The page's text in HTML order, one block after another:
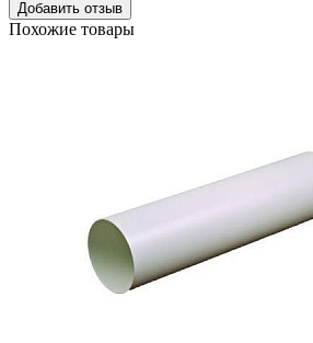
Добавить отзыв
Похожие товары